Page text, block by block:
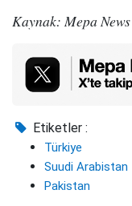
Kaynak: Mepa News
Etiketler :
Türkiye
Suudi Arabistan
Pakistan